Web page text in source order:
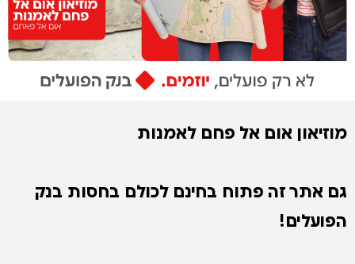
מוזיאון אום אל פחם לאמנות
גם אתר זה פתוח בחינם לכולם בחסות בנק
הפועלים!